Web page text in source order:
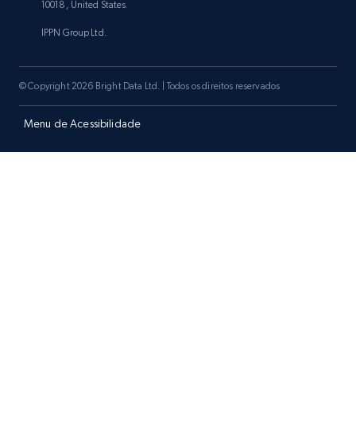
10018, United States.
IPPN Group Ltd.
Menu de Acessibilidade
© Copyright 2026 Bright Data Ltd. | Todos os direitos reservados